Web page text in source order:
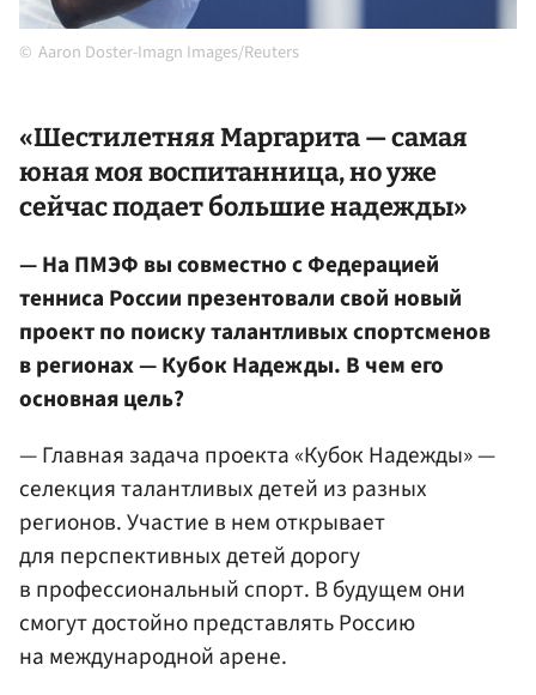
Aaron Doster-Imagn Images/Reuters
«Шестилетняя Маргарита — самая
юная моя воспитанница, но уже
сейчас подает большие надежды»
— На ПМЭФ вы совместно с Федерацией
тенниса России презентовали свой новый
проект по поиску талантливых спортсменов
в регионах — Кубок Надежды. В чем его
основная цель?
— Главная задача проекта «Кубок Надежды» —
селекция талантливых детей из разных
регионов. Участие в нем открывает
для перспективных детей дорогу
в профессиональный спорт. В будущем они
смогут достойно представлять Россию
на международной арене.